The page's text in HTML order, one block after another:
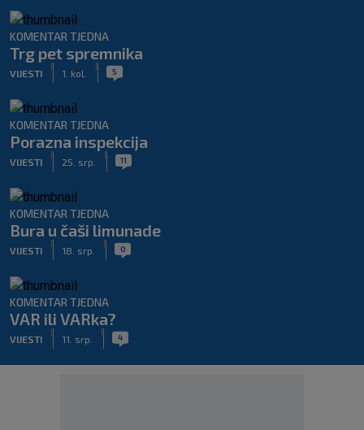
KOMENTAR TJEDNA
Trg pet spremnika
VIJESTI 1. kol. 5
KOMENTAR TJEDNA
Porazna inspekcija
VIJESTI 25. srp. 11
KOMENTAR TJEDNA
Bura u čaši limunade
VIJESTI 18. srp. 0
KOMENTAR TJEDNA
VAR ili VARka?
VIJESTI 11. srp. 4